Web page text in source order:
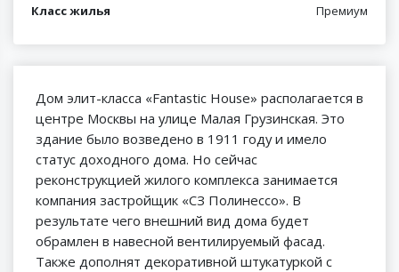
Класс жилья Премиум
Дом элит-класса «Fantastic House» располагается в
центре Москвы на улице Малая Грузинская. Это
здание было возведено в 1911 году и имело
статус доходного дома. Но сейчас
реконструкцией жилого комплекса занимается
компания застройщик «СЗ Полинессо». В
результате чего внешний вид дома будет
обрамлен в навесной вентилируемый фасад.
Также дополнят декоративной штукатуркой с